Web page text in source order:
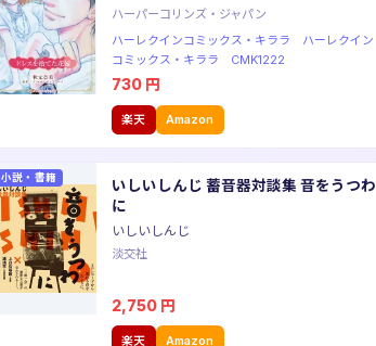
ハーパーコリンズ・ジャパン
ハーレクインコミックス・キララ ハーレクイン
コミックス・キララ CMK1222
730 円
楽天 Amazon
小説・書籍
いしいしんじ 蓄音器対談集 音をうつわ
に
いしいしんじ
淡交社
2,750 円
楽天 Amazon